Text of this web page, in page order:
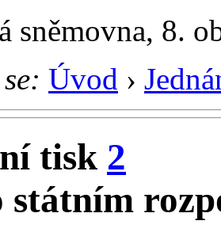
sněmovna, 8.
Úvod ›
tisk 2
státním